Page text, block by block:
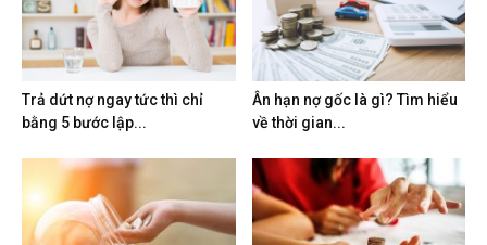
Trả dứt nợ ngay tức thì chỉ
bằng 5 bước lập...
Ân hạn nợ gốc là gì? Tìm hiểu
về thời gian...